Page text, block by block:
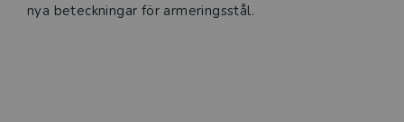
nya beteckningar för armeringsstål.